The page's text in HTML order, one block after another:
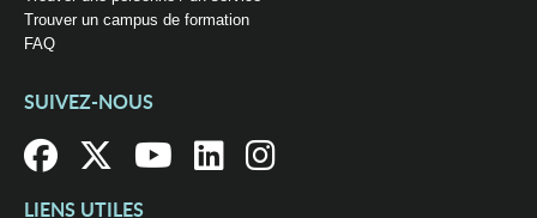
Trouver un campus de formation
FAQ
SUIVEZ-NOUS
LIENS UTILES